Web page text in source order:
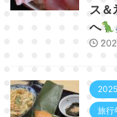
ス＆
へ
旅行